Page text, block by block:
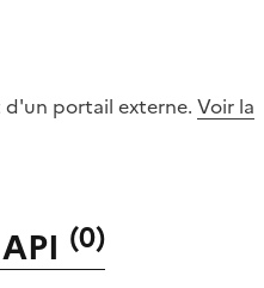
d'un portail externe. Voir la
(0)